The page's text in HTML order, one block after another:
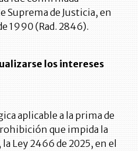
Suprema de Justicia, en
1990 (Rad. 2846).
los intereses
aplicable a la prima de
que impida la
Ley 2466 de 2025, en el